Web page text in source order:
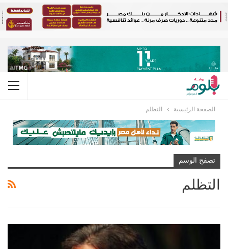
الصفحة الرئيسية التظلم
تصفح الوسم
التظلم